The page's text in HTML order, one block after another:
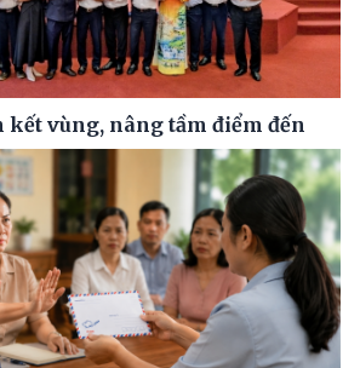
vùng, nâng tầm điểm đến